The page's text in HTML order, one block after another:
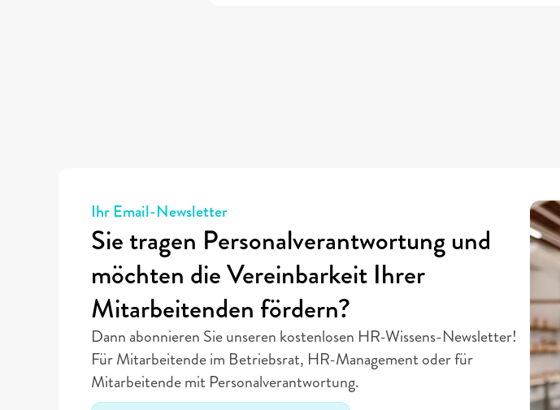
Ihr Email-Newsletter
Sie tragen Personalverantwortung und
möchten die Vereinbarkeit Ihrer
Mitarbeitenden fördern?
Dann abonnieren Sie unseren kostenlosen HR-Wissens-Newsletter!
Für Mitarbeitende im Betriebsrat, HR-Management oder für
Mitarbeitende mit Personalverantwortung.